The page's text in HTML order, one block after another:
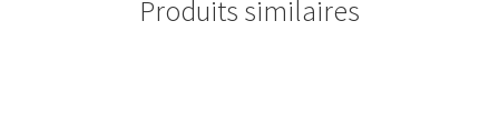
Produits similaires